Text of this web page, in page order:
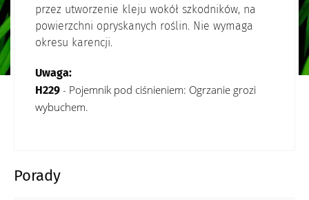
przez utworzenie kleju wokół szkodników, na
powierzchni opryskanych roślin. Nie wymaga
okresu karencji.
Uwaga:
H229 - Pojemnik pod ciśnieniem: Ogrzanie grozi
wybuchem.
Porady